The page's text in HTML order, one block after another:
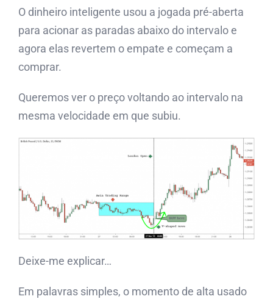
O dinheiro inteligente usou a jogada pré-aberta
para acionar as paradas abaixo do intervalo e
agora elas revertem o empate e começam a
comprar.
Queremos ver o preço voltando ao intervalo na
mesma velocidade em que subiu.
Deixe-me explicar…
Em palavras simples, o momento de alta usado